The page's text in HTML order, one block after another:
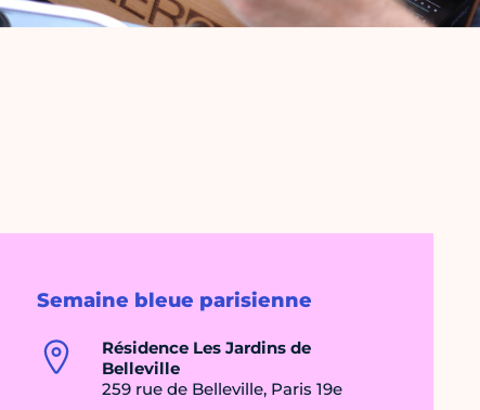
Semaine bleue parisienne
Résidence Les Jardins de
Belleville
259 rue de Belleville, Paris 19e